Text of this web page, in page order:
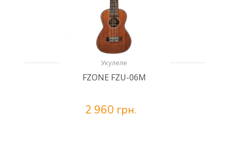
Укулеле
FZONE FZU-06M
2 960 грн.